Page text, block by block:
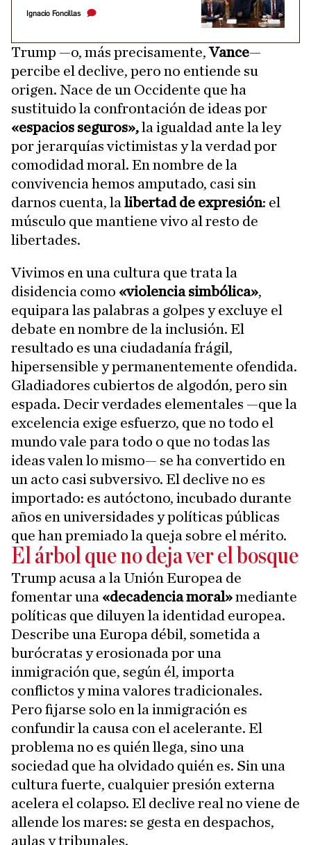
Ignacio Foncillas
Trump —o, más precisamente,Vance—
percibe el declive, pero no entiende su
origen. Nace de un Occidente que ha
sustituido la confrontación de ideas por
«espacios seguros»,la igualdad ante la ley
por jerarquías victimistas y la verdad por
comodidad moral. En nombre de la
convivencia hemos amputado, casi sin
darnos cuenta, la libertad de expresión: el
músculo que mantiene vivo al resto de
libertades.
Vivimos en una cultura que trata la
disidencia como «violencia simbólica»,
equipara las palabras a golpes y excluye el
debate en nombre de la inclusión. El
resultado es una ciudadanía frágil,
hipersensible y permanentemente ofendida.
Gladiadores cubiertos de algodón, pero sin
espada. Decir verdades elementales —que la
excelencia exige esfuerzo, que no todo el
mundo vale para todo o que no todas las
ideas valen lo mismo— se ha convertido en
un acto casi subversivo. El declive no es
importado: es autóctono, incubado durante
años en universidades y políticas públicas
que han premiado la queja sobre el mérito.
El árbol que no deja ver el bosque
Trump acusa a la Unión Europea de
fomentar una «decadencia moral»mediante
políticas que diluyen la identidad europea.
Describe una Europa débil, sometida a
burócratas y erosionada por una
inmigración que, según él, importa
conflictos y mina valores tradicionales.
Pero fijarse solo en la inmigración es
confundir la causa con el acelerante. El
problema no es quién llega, sino una
sociedad que ha olvidado quién es. Sin una
cultura fuerte, cualquier presión externa
acelera el colapso. El declive real no viene de
allende los mares: se gesta en despachos,
aulas y tribunales.